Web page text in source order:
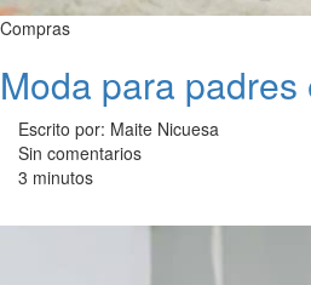
Compras
Moda para
Escrito por: Maite Nicuesa
Sin comentarios
3 minutos